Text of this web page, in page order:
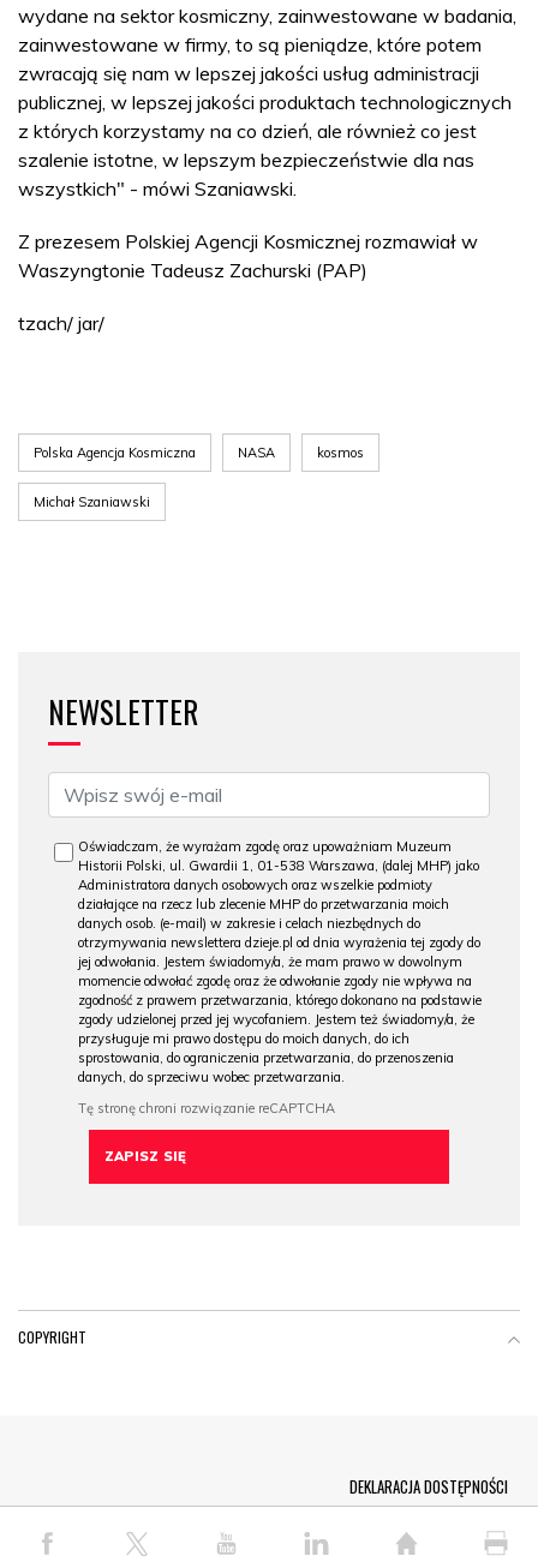
wydane na sektor kosmiczny, zainwestowane w badania,
zainwestowane w firmy, to są pieniądze, które potem
zwracają się nam w lepszej jakości usług administracji
publicznej, w lepszej jakości produktach technologicznych
z których korzystamy na co dzień, ale również co jest
szalenie istotne, w lepszym bezpieczeństwie dla nas
wszystkich" - mówi Szaniawski.
Z prezesem Polskiej Agencji Kosmicznej rozmawiał w
Waszyngtonie Tadeusz Zachurski (PAP)
tzach/ jar/
Polska Agencja Kosmiczna NASA kosmos
Michał Szaniawski
NEWSLETTER
Oświadczam, że wyrażam zgodę oraz upoważniam Muzeum
Historii Polski, ul. Gwardii 1, 01-538 Warszawa, (dalej MHP) jako
Administratora danych osobowych oraz wszelkie podmioty
działające na rzecz lub zlecenie MHP do przetwarzania moich
danych osob. (e-mail) w zakresie i celach niezbędnych do
otrzymywania newslettera dzieje.pl od dnia wyrażenia tej zgody do
jej odwołania. Jestem świadomy/a, że mam prawo w dowolnym
momencie odwołać zgodę oraz że odwołanie zgody nie wpływa na
zgodność z prawem przetwarzania, którego dokonano na podstawie
zgody udzielonej przed jej wycofaniem. Jestem też świadomy/a, że
przysługuje mi prawo dostępu do moich danych, do ich
sprostowania, do ograniczenia przetwarzania, do przenoszenia
danych, do sprzeciwu wobec przetwarzania.
COPYRIGHT
© COPYRIGHT PAP 2026
DEKLARACJA DOSTĘPNOŚCI